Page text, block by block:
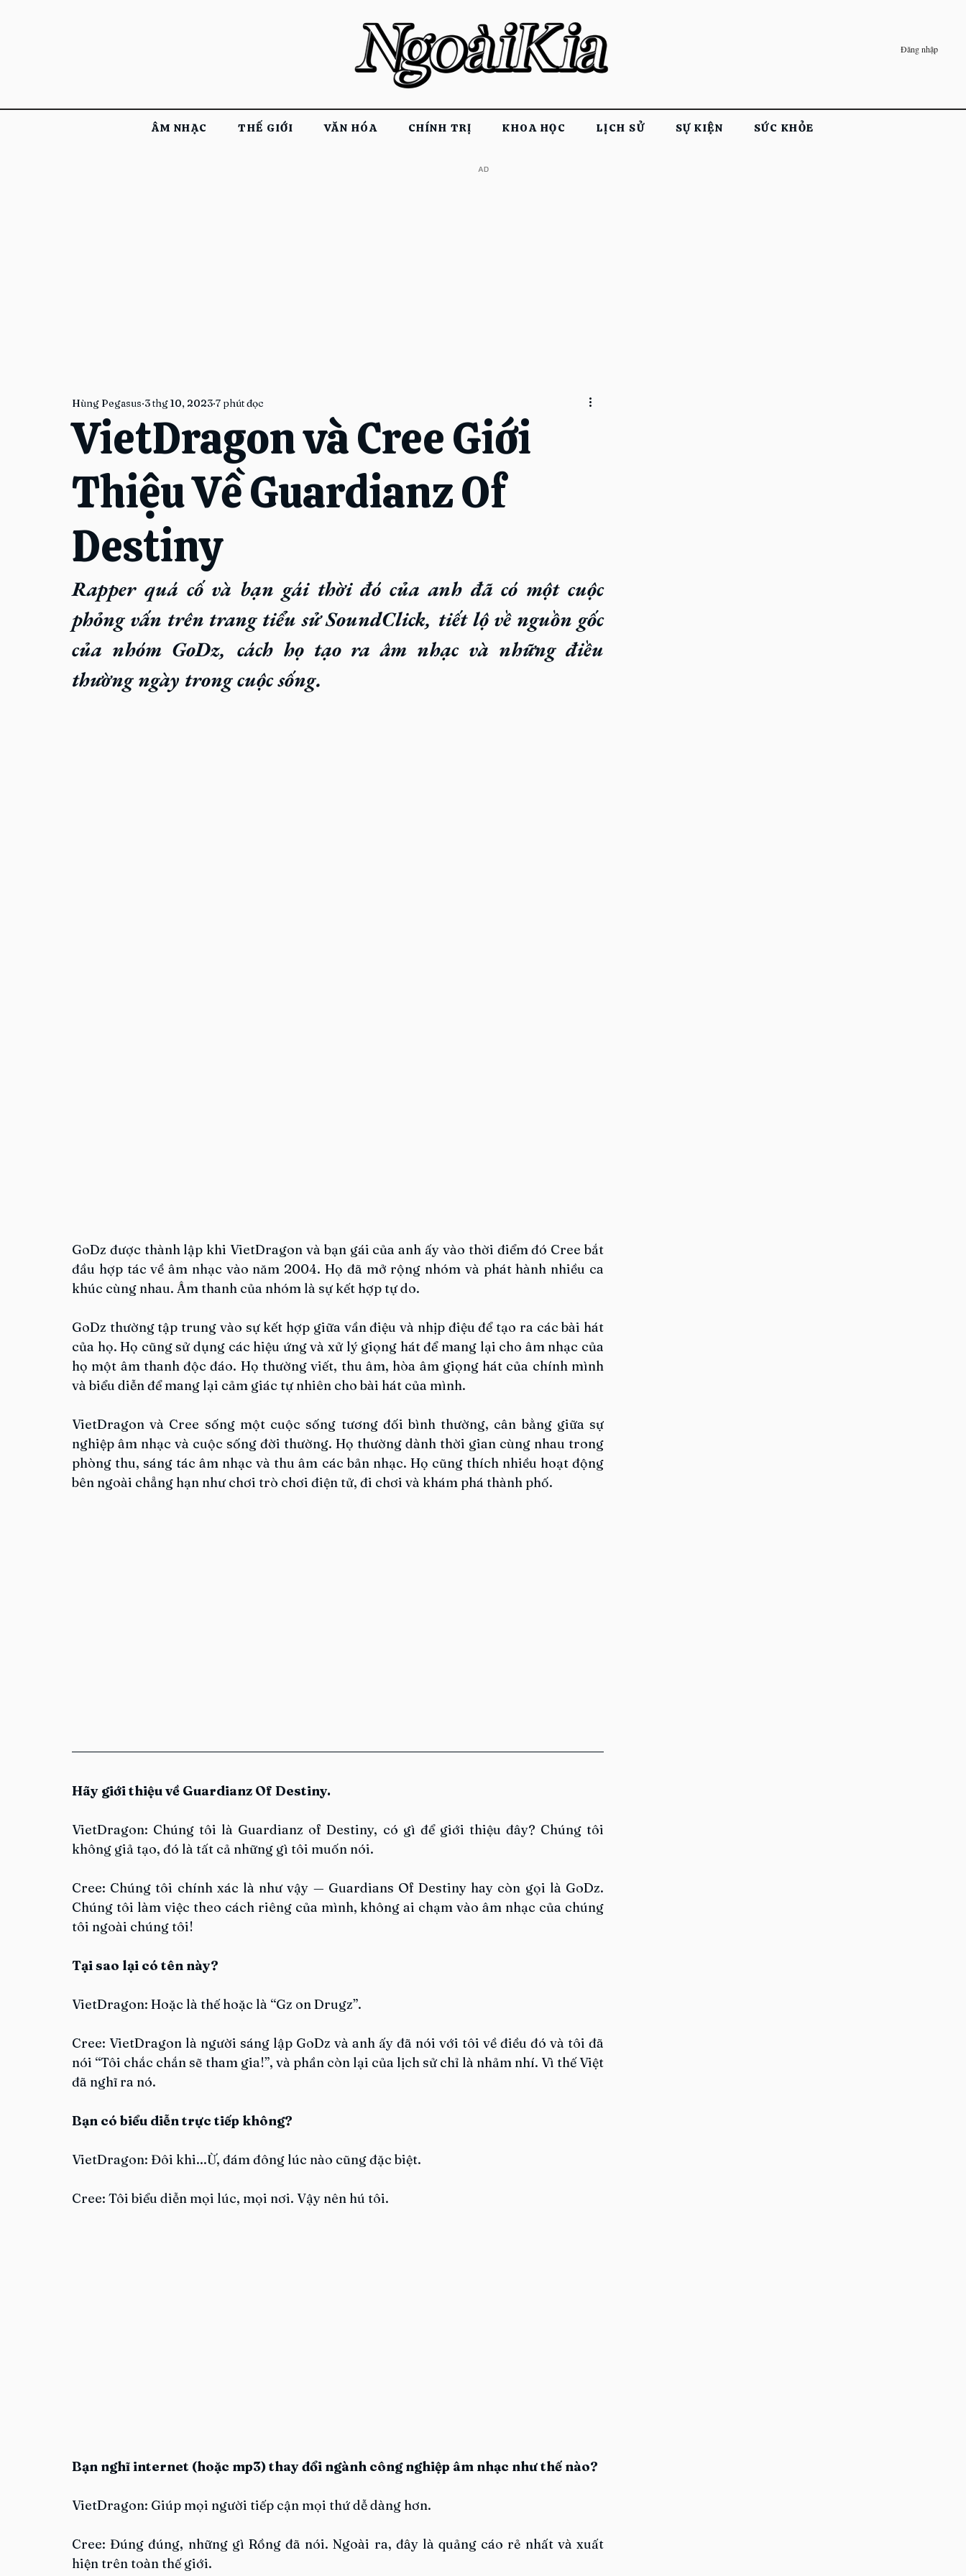
Đăng nhập
ÂM NHẠC THẾ GIỚI VĂN HÓA CHÍNH TRỊ KHOA HỌC LỊCH SỬ SỰ KIỆN SỨC KHỎE
​AD
VietDragon và Cree Giới
Thiệu Về Guardianz Of
Destiny
Hùng Pegasus 3 thg 10, 2023 7 phút đọc
Rapper quá cố và bạn gái thời đó của anh đã có một cuộc
phỏng vấn trên trang tiểu sử SoundClick, tiết lộ về nguồn gốc
của nhóm GoDz, cách họ tạo ra âm nhạc và những điều
thường ngày trong cuộc sống.
GoDz được thành lập khi VietDragon và bạn gái của anh ấy vào thời điểm đó Cree bắt
đầu hợp tác về âm nhạc vào năm 2004. Họ đã mở rộng nhóm và phát hành nhiều ca
khúc cùng nhau. Âm thanh của nhóm là sự kết hợp tự do.
GoDz thường tập trung vào sự kết hợp giữa vần điệu và nhịp điệu để tạo ra các bài hát
của họ. Họ cũng sử dụng các hiệu ứng và xử lý giọng hát để mang lại cho âm nhạc của
họ một âm thanh độc đáo. Họ thường viết, thu âm, hòa âm giọng hát của chính mình
và biểu diễn để mang lại cảm giác tự nhiên cho bài hát của mình.
VietDragon và Cree sống một cuộc sống tương đối bình thường, cân bằng giữa sự
nghiệp âm nhạc và cuộc sống đời thường. Họ thường dành thời gian cùng nhau trong
phòng thu, sáng tác âm nhạc và thu âm các bản nhạc. Họ cũng thích nhiều hoạt động
bên ngoài chẳng hạn như chơi trò chơi điện tử, đi chơi và khám phá thành phố.
Hãy giới thiệu về Guardianz Of Destiny.
VietDragon: Chúng tôi là Guardianz of Destiny, có gì để giới thiệu đây? Chúng tôi
không giả tạo, đó là tất cả những gì tôi muốn nói.
Cree: Chúng tôi chính xác là như vậy — Guardians Of Destiny hay còn gọi là GoDz.
Chúng tôi làm việc theo cách riêng của mình, không ai chạm vào âm nhạc của chúng
tôi ngoài chúng tôi!
Tại sao lại có tên này?
VietDragon: Hoặc là thế hoặc là “Gz on Drugz”.
Cree: VietDragon là người sáng lập GoDz và anh ấy đã nói với tôi về điều đó và tôi đã
nói “Tôi chắc chắn sẽ tham gia!”, và phần còn lại của lịch sử chỉ là nhảm nhí. Vì thế Việt
đã nghĩ ra nó.
Bạn có biểu diễn trực tiếp không?
VietDragon: Đôi khi...Ừ, đám đông lúc nào cũng đặc biệt.
Cree: Tôi biểu diễn mọi lúc, mọi nơi. Vậy nên hú tôi.
Bạn nghĩ internet (hoặc mp3) thay đổi ngành công nghiệp âm nhạc như thế nào?
VietDragon: Giúp mọi người tiếp cận mọi thứ dễ dàng hơn.
Cree: Đúng đúng, những gì Rồng đã nói. Ngoài ra, đây là quảng cáo rẻ nhất và xuất
hiện trên toàn thế giới.